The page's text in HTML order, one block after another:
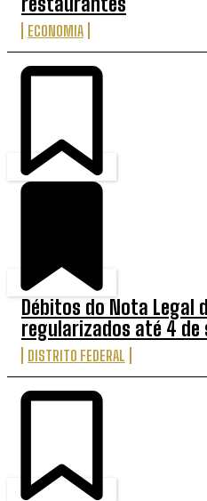
ECONOMIA
Débitos do Nota Legal
regularizados até 4 de
DISTRITO FEDERAL